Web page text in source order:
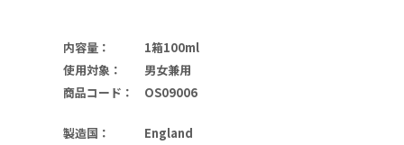
内容量 ：
1箱100ml
使用対象 ：
男女兼用
商品コード ： OS09006
製造国 ：
England